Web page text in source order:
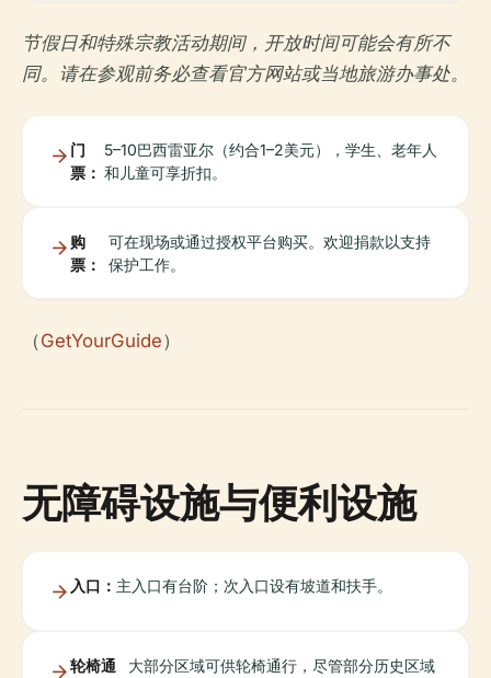
节假日和特殊宗教活动期间，开放时间可能会有所不
同。请在参观前务必查看官方网站或当地旅游办事处。
门
票：
5–10巴西雷亚尔（约合1–2美元），学生、老年人
和儿童可享折扣。
购
票：
可在现场或通过授权平台购买。欢迎捐款以支持
保护工作。
（GetYourGuide）
无障碍设施与便利设施
入口： 主入口有台阶；次入口设有坡道和扶手。
轮椅通
大部分区域可供轮椅通行，尽管部分历史区域